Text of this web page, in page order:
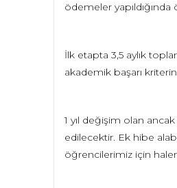
ödemeler
İlk etapta 3,5 aylık
akademik başarı
1 yıl değişim olan
edilecektir. Ek hibe
öğrencilerimiz için